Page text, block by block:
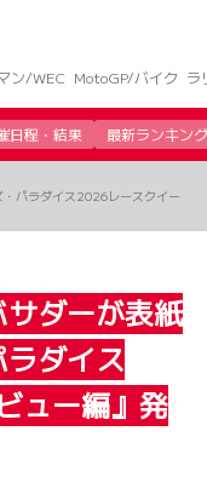
ン/WEC MotoGP/バイク ラ
日程・結果 最新ランキング
パラダイス2026レースクイー
ダーが表紙
ダイス
ュー編』発